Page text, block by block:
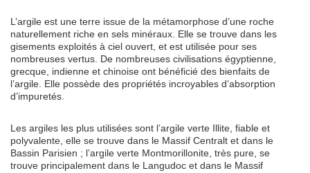
L’argile est une terre issue de la métamorphose d’une roche
naturellement riche en sels minéraux. Elle se trouve dans les
gisements exploités à ciel ouvert, et est utilisée pour ses
nombreuses vertus. De nombreuses civilisations égyptienne,
grecque, indienne et chinoise ont bénéficié des bienfaits de
l’argile. Elle possède des propriétés incroyables d’absorption
d’impuretés.
Les argiles les plus utilisées sont l’argile verte Illite, fiable et
polyvalente, elle se trouve dans le Massif Centralt et dans le
Bassin Parisien ; l’argile verte Montmorillonite, très pure, se
trouve principalement dans le Langudoc et dans le Massif